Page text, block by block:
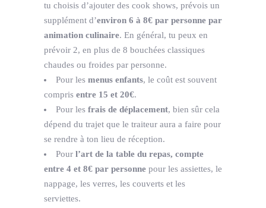
tu choisis d’ajouter des cook shows, prévois un
supplément d’environ 6 à 8€ par personne par
animation culinaire. En général, tu peux en
prévoir 2, en plus de 8 bouchées classiques
chaudes ou froides par personne.
Pour les menus enfants, le coût est souvent
compris entre 15 et 20€.
Pour les frais de déplacement, bien sûr cela
dépend du trajet que le traiteur aura a faire pour
se rendre à ton lieu de réception.
Pour l’art de la table du repas, compte
entre 4 et 8€ par personne pour les assiettes, le
nappage, les verres, les couverts et les
serviettes.